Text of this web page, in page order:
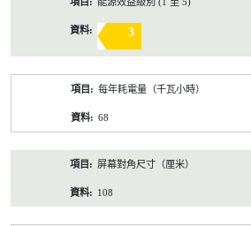
3
每年耗電量（千瓦小時）
68
屏幕對角尺寸（厘米）
108